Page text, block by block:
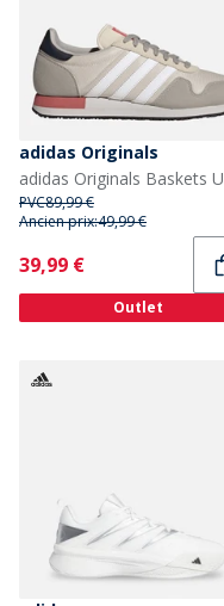
adidas Originals
PVC89,99 €
Ancien prix:49,99 €
Current
39,99 €
Outlet